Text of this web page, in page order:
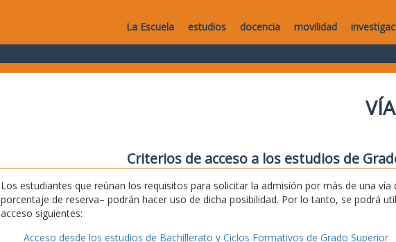
La Escuela estudios docencia movilidad
Criterios de acceso a los estudios de
Los estudiantes que reúnan los requisitos para solicitar la admisión por más de una vía
porcentaje de reserva– podrán hacer uso de dicha posibilidad. Por lo tanto, se podrá
acceso siguientes:
Acceso desde los estudios de Bachillerato y Ciclos Formativos de Grado Superior